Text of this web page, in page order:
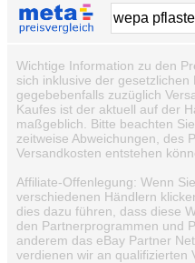
Wichtige Information zu den
sich inklusive der
gegebebenfalls zuzüglich
Kaufes ist der aktuell auf der
maßgeblich. Bitte beachten
zeitweise Abweichungen, des
Versandkosten entstehen
Affiliate-Offenlegung: Wenn
verschiedenen Händlern
dies dazu führen, dass diese
den Partnerprogrammen und
anderem das eBay Partner
verdienen wir an qualifizierten